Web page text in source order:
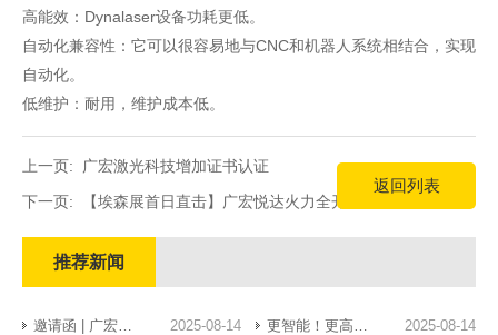
高能效：Dynalaser设备功耗更低。
自动化兼容性：它可以很容易地与CNC和机器人系统相结合，实现
自动化。
低维护：耐用，维护成本低。
返回列表
上一页: 广宏激光科技增加证书认证
下一页:
【埃森展首日直击】广宏悦达火力全开，燃爆上海！
推荐新闻
2025-08-14
邀请函 | 广宏悦达邀您共赴CIOE中国光博会 2025-08-14
更智能！更高效！更稳定！一图速览广宏悦达M系列激光手持焊硬核亮点